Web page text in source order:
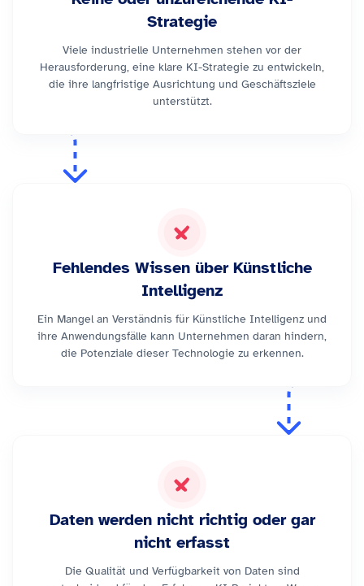
Strategie
Viele industrielle Unternehmen stehen vor der
Herausforderung, eine klare KI-Strategie zu entwickeln,
die ihre langfristige Ausrichtung und Geschäftsziele
unterstützt.
Fehlendes Wissen über Künstliche
Intelligenz
Ein Mangel an Verständnis für Künstliche Intelligenz und
ihre Anwendungsfälle kann Unternehmen daran hindern,
die Potenziale dieser Technologie zu erkennen.
Daten werden nicht richtig oder gar
nicht erfasst
Die Qualität und Verfügbarkeit von Daten sind
Verwendete Technologien